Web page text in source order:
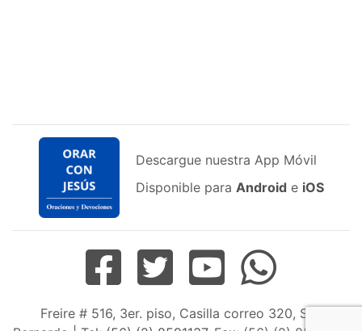
Descargue nuestra App Móvil
Disponible para Android e iOS
Freire # 516, 3er. piso, Casilla correo 320, San